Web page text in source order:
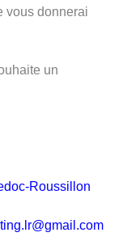
vous donnerai
un
Roussillon